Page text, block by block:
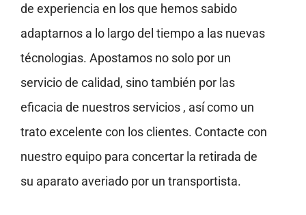
de experiencia en los que hemos sabido
adaptarnos a lo largo del tiempo a las nuevas
técnologias. Apostamos no solo por un
servicio de calidad, sino también por las
eficacia de nuestros servicios , así como un
trato excelente con los clientes. Contacte con
nuestro equipo para concertar la retirada de
su aparato averiado por un transportista.